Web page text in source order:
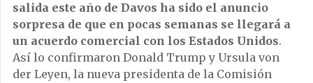
salida este año de Davos ha sido el anuncio
sorpresa de que en pocas semanas se llegará a
un acuerdo comercial con los Estados Unidos.
Así lo confirmaron Donald Trump y Ursula von
der Leyen, la nueva presidenta de la Comisión